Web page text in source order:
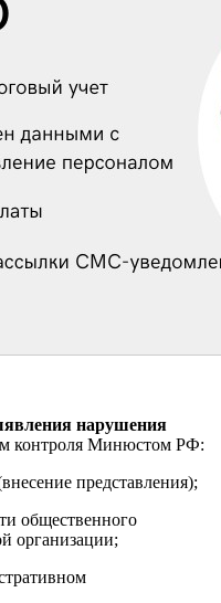
нарушения
контроля Минюстом РФ:
представления);
общественного
организации;